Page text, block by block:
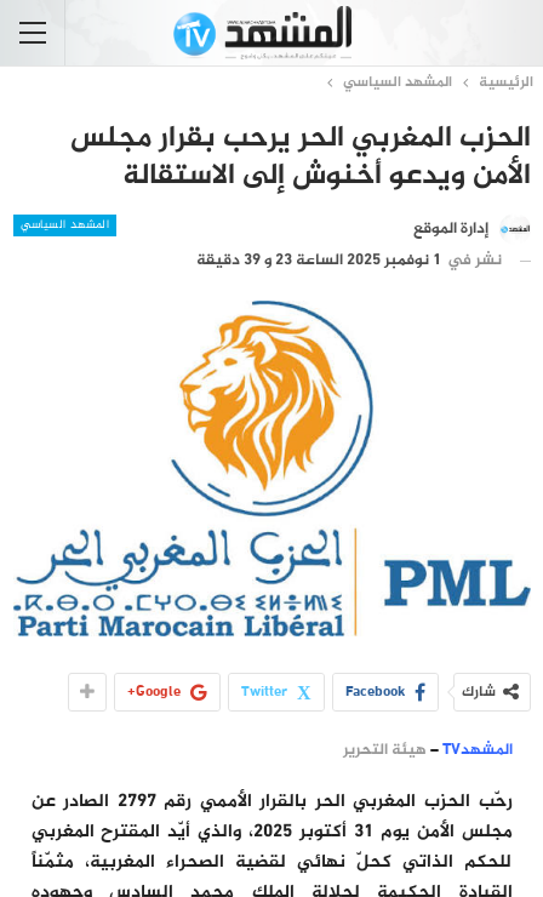
الرئيسية المشهد السياسي
الحزب المغربي الحر يرحب بقرار مجلس
الأمن ويدعو أخنوش إلى الاستقالة
المشهد السياسي
إدارة الموقع
نشر في 1 نوفمبر 2025 الساعة 23 و 39 دقيقة
شارك Facebook
Twitter
Google+
المشهدTV –هيئة التحرير
رحّب الحزب المغربي الحر بالقرار الأممي رقم 2797 الصادر عن
مجلس الأمن يوم 31 أكتوبر 2025، والذي أيّد المقترح المغربي
للحكم الذاتي كحلّ نهائي لقضية الصحراء المغربية، مثمّناً